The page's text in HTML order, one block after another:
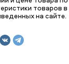
товаров в
на сайте.